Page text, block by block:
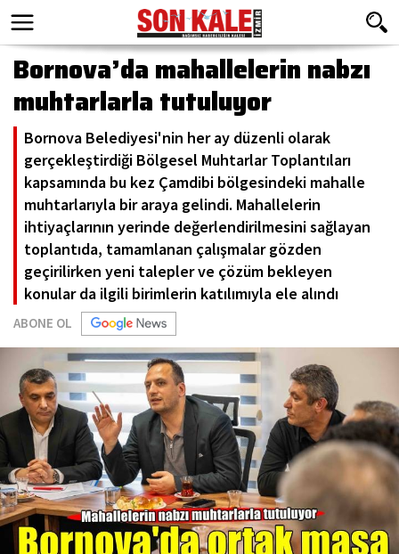
Bornova’da mahallelerin nabzı
muhtarlarla tutuluyor
Bornova Belediyesi'nin her ay düzenli olarak
gerçekleştirdiği Bölgesel Muhtarlar Toplantıları
kapsamında bu kez Çamdibi bölgesindeki mahalle
muhtarlarıyla bir araya gelindi. Mahallelerin
ihtiyaçlarının yerinde değerlendirilmesini sağlayan
toplantıda, tamamlanan çalışmalar gözden
geçirilirken yeni talepler ve çözüm bekleyen
konular da ilgili birimlerin katılımıyla ele alındı
ABONE OL